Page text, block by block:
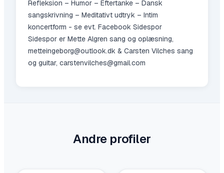
Refleksion – Humor – Eftertanke – Dansk
sangskrivning – Meditativt udtryk – Intim
koncertform - se evt. Facebook Sidespor
Sidespor er Mette Algren sang og oplæsning,
metteingeborg@outlook.dk & Carsten Vilches sang
og guitar, carstenvilches@gmail.com
Andre profiler